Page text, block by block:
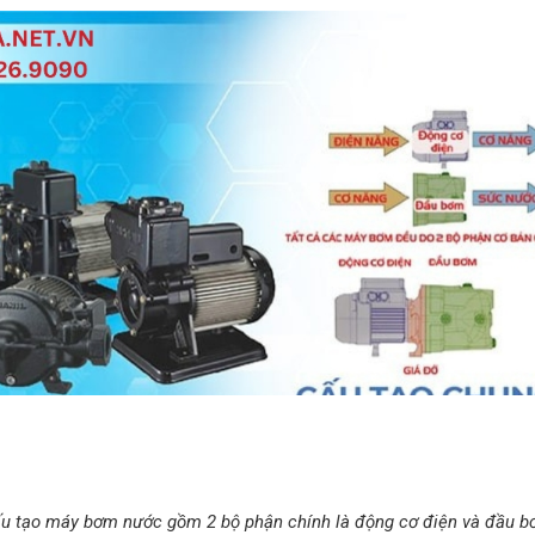
tạo máy bơm nước gồm 2 bộ phận chính là động cơ điện và đầu